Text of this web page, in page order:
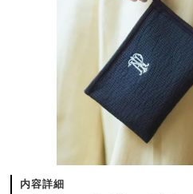
内容詳細